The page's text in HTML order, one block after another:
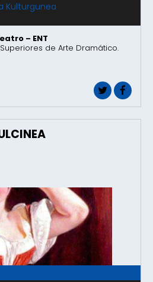
Kulturgunea
– ENT
de Arte Dramático.